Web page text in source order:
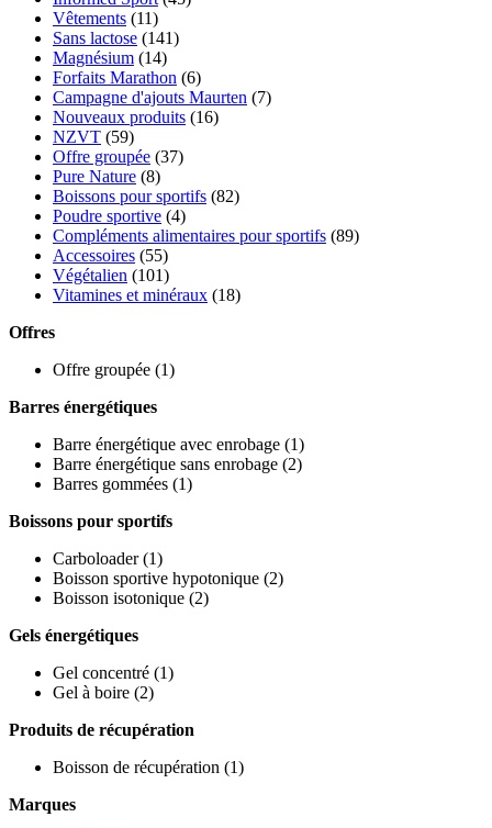
Vêtements (11)
Sans lactose (141)
Magnésium (14)
Forfaits Marathon (6)
Campagne d'ajouts Maurten (7)
Nouveaux produits (16)
NZVT (59)
Offre groupée (37)
Pure Nature (8)
Boissons pour sportifs (82)
Poudre sportive (4)
Compléments alimentaires pour sportifs (89)
Accessoires (55)
Végétalien (101)
Vitamines et minéraux (18)
Offres
Offre groupée (1)
Barres énergétiques
Barre énergétique avec enrobage (1)
Barre énergétique sans enrobage (2)
Barres gommées (1)
Boissons pour sportifs
Carboloader (1)
Boisson sportive hypotonique (2)
Boisson isotonique (2)
Gels énergétiques
Gel concentré (1)
Gel à boire (2)
Produits de récupération
Boisson de récupération (1)
Marques